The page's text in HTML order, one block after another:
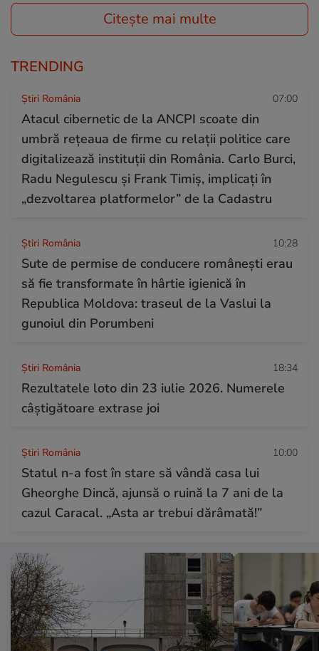
Citește mai multe
TRENDING
Știri România 07:00
Atacul cibernetic de la ANCPI scoate din
umbră rețeaua de firme cu relații politice care
digitalizează instituții din România. Carlo Burci,
Radu Negulescu și Frank Timiș, implicați în
„dezvoltarea platformelor” de la Cadastru
Știri România 10:28
Sute de permise de conducere românești erau
să fie transformate în hârtie igienică în
Republica Moldova: traseul de la Vaslui la
gunoiul din Porumbeni
Știri România 18:34
Rezultatele loto din 23 iulie 2026. Numerele
câștigătoare extrase joi
Știri România 10:00
Statul n-a fost în stare să vândă casa lui
Gheorghe Dincă, ajunsă o ruină la 7 ani de la
cazul Caracal. „Asta ar trebui dărâmată!”